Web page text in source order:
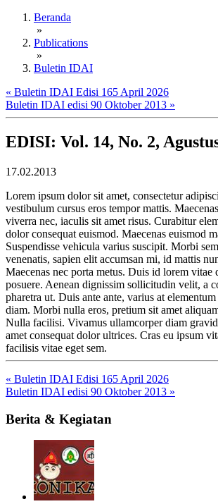
Beranda
»
Publications
»
Buletin IDAI
« Buletin IDAI Edisi 165 April 2026
Buletin IDAI edisi 90 Oktober 2013 »
EDISI: Vol. 14, No. 2,
17.02.2013
Lorem ipsum dolor sit amet, consectetur
vestibulum cursus eros tempor mattis.
viverra nec, iaculis sit amet risus. Curabitur
dolor consequat euismod. Maecenas euismod
Suspendisse vehicula varius suscipit. Morbi
venenatis, sapien elit accumsan mi, id mattis
Maecenas nec porta metus. Duis id lorem vitae
posuere. Aenean dignissim sollicitudin velit, a
pharetra ut. Duis ante ante, varius at
diam. Morbi nulla eros, pretium sit amet
Nulla facilisi. Vivamus ullamcorper diam
amet consequat dolor ultrices. Cras eu ipsum
facilisis vitae eget sem.
« Buletin IDAI Edisi 165 April 2026
Buletin IDAI edisi 90 Oktober 2013 »
Berita & Kegiatan